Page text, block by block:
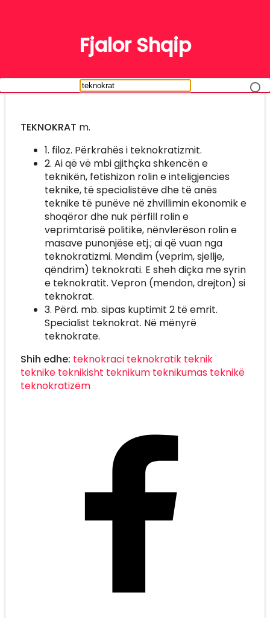
Fjalor Shqip
TEKNOKRAT m.
1. filoz. Përkrahës i teknokratizmit.
2. Ai që vë mbi gjithçka shkencën e
teknikën, fetishizon rolin e inteligjencies
teknike, të specialistëve dhe të anës
teknike të punëve në zhvillimin ekonomik e
shoqëror dhe nuk përfill rolin e
veprimtarisë politike, nënvlerëson rolin e
masave punonjëse etj.; ai që vuan nga
teknokratizmi. Mendim (veprim, sjellje,
qëndrim) teknokrati. E sheh diçka me syrin
e teknokratit. Vepron (mendon, drejton) si
teknokrat.
3. Përd. mb. sipas kuptimit 2 të emrit.
Specialist teknokrat. Në mënyrë
teknokrate.
Shih edhe: teknokraci teknokratik teknik
teknike teknikisht teknikum teknikumas teknikë
teknokratizëm